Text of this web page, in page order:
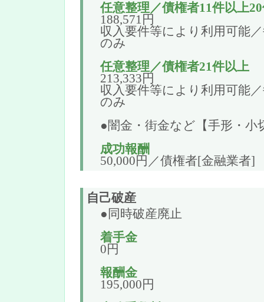
任意整理／債権者11件以上
188,571円
収入要件等により利用可能
のみ
任意整理／債権者21件以上
213,333円
収入要件等により利用可能
のみ
●闇金・街金など【手形・小
成功報酬
50,000円／債権者[金融業者]
自己破産
●同時破産廃止
着手金
0円
報酬金
195,000円